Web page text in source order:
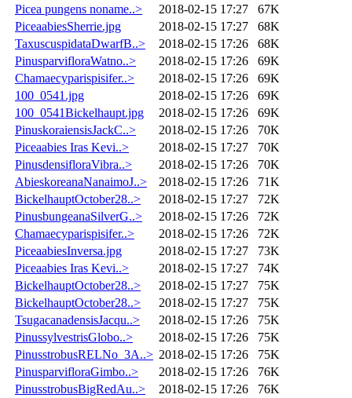
Picea pungens noname..>
2018-02-15 17:27
67K
PiceaabiesSherrie.jpg
2018-02-15 17:27
68K
TaxuscuspidataDwarfB..>
2018-02-15 17:26
68K
PinusparvifloraWatno..>
2018-02-15 17:26
69K
Chamaecyparispisifer..>
2018-02-15 17:26
69K
100_0541.jpg
2018-02-15 17:26
69K
100_0541Bickelhaupt.jpg
2018-02-15 17:26
69K
PinuskoraiensisJackC..>
2018-02-15 17:26
70K
Piceaabies Iras Kevi..>
2018-02-15 17:27
70K
PinusdensifloraVibra..>
2018-02-15 17:26
70K
AbieskoreanaNanaimoJ..>
2018-02-15 17:26
71K
BickelhauptOctober28..>
2018-02-15 17:27
72K
PinusbungeanaSilverG..>
2018-02-15 17:26
72K
Chamaecyparispisifer..>
2018-02-15 17:26
72K
PiceaabiesInversa.jpg
2018-02-15 17:27
73K
Piceaabies Iras Kevi..>
2018-02-15 17:27
74K
BickelhauptOctober28..>
2018-02-15 17:27
75K
BickelhauptOctober28..>
2018-02-15 17:27
75K
TsugacanadensisJacqu..>
2018-02-15 17:26
75K
PinussylvestrisGlobo..>
2018-02-15 17:26
75K
PinusstrobusRELNo_3A..> 2018-02-15 17:26
75K
PinusparvifloraGimbo..>
2018-02-15 17:26
76K
PinusstrobusBigRedAu..>
2018-02-15 17:26
76K